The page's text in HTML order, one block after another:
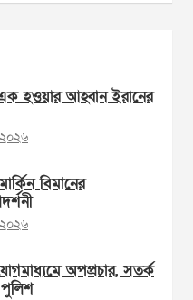
হওয়ার আহ্বান ইরানের
বিমানের
অপপ্রচার, সতর্ক